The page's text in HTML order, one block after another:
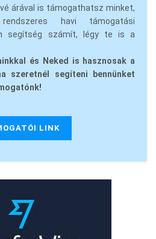
árával is támogathatsz minket,
havi támogatási
segítség számít, légy te is a
és Neked is hasznosak a
szeretnél segíteni bennünket
LINK